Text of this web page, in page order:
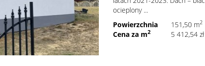
ocieplony ...
Powierzchnia
151,50 m2
Cena za m2 5 412,54 zł